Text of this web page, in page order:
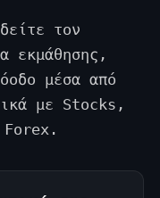
τον
εκμάθησης,
μέσα από
με Stocks,
Forex.